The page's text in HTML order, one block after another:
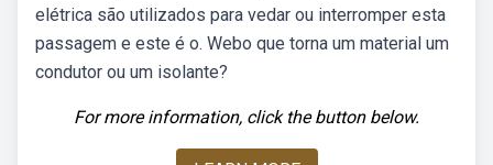
elétrica são utilizados para vedar ou interromper esta
passagem e este é o. Webo que torna um material um
condutor ou um isolante?
For more information, click the button below.